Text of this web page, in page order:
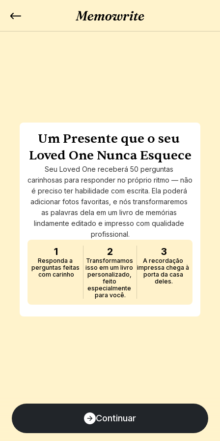
Um Presente que o seu
Loved One Nunca Esquece
Seu Loved One receberá 50 perguntas
carinhosas para responder no próprio ritmo — não
é preciso ter habilidade com escrita. Ela poderá
adicionar fotos favoritas, e nós transformaremos
as palavras dela em um livro de memórias
lindamente editado e impresso com qualidade
profissional.
1
Responda a
perguntas feitas
com carinho
2
Transformamos
isso em um livro
personalizado,
feito
especialmente
para você.
3
A recordação
impressa chega à
porta da casa
deles.
Continuar